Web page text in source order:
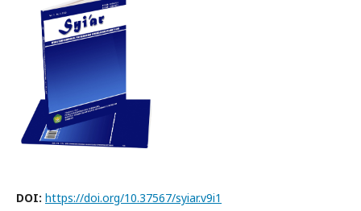
DOI: https://doi.org/10.37567/syiar.v9i1